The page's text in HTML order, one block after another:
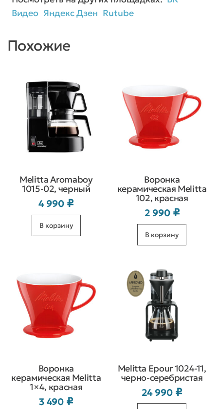
Видео Яндекс Дзен Rutube
Похожие
Melitta Aromaboy
1015-02, черный
4 990 ₽
В корзину
Воронка
керамическая Melitta
102, красная
2 990 ₽
В корзину
Воронка
керамическая Melitta
1×4, красная
3 490 ₽
Melitta Epour 1024-11,
черно-серебристая
24 990 ₽